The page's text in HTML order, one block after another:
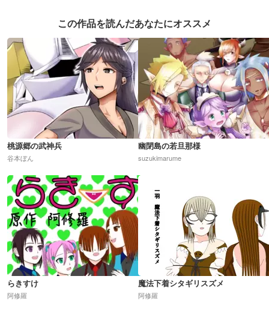
この作品を読んだあなたにオススメ
桃源郷の武神兵
谷本ぼん
幽閉島の若旦那様
suzukimarume
らきすけ
阿修羅
魔法下着シタギリスズメ
阿修羅